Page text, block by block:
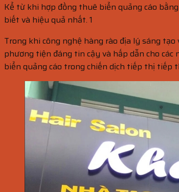
Kể từ khi hợp đồng thuê biển quảng cáo
biết và hiệu quả nhất. 1
Trong khi công nghệ hàng rào địa lý sáng
phương tiện đáng tin cậy và hấp dẫn cho
biển quảng cáo trong chiến dịch tiếp thị tiếp